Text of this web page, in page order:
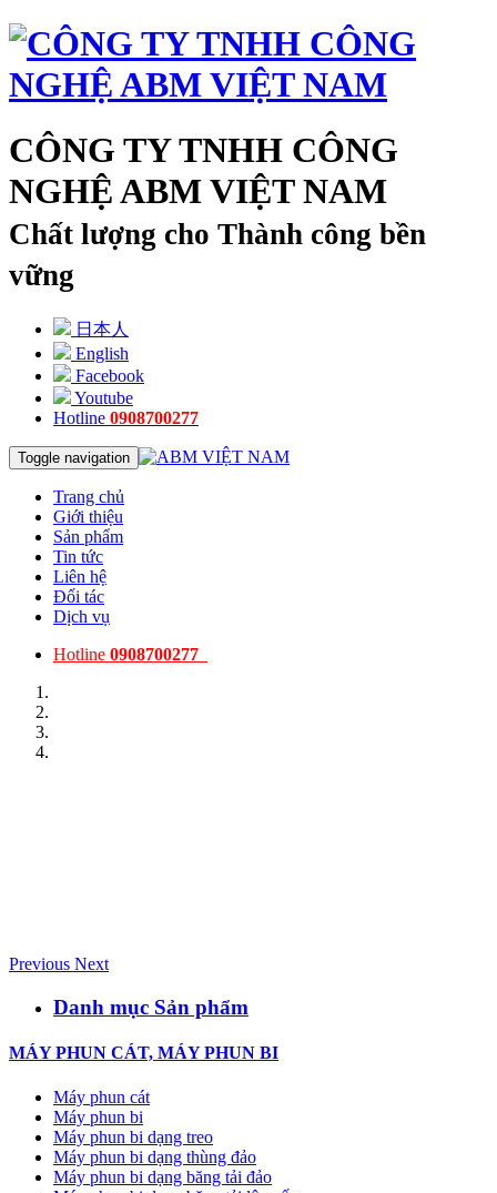
CÔNG TY TNHH CÔNG
NGHỆ ABM VIỆT NAM
Chất lượng cho Thành công bền
vững
日本人
English
Facebook
Youtube
Hotline 0908700277
Toggle navigation
Trang chủ
Giới thiệu
Sản phẩm
Tin tức
Liên hệ
Đối tác
Dịch vụ
Hotline 0908700277
Previous Next
Danh mục Sản phẩm
MÁY PHUN CÁT, MÁY PHUN BI
Máy phun cát
Máy phun bi
Máy phun bi dạng treo
Máy phun bi dạng thùng đảo
Máy phun bi dạng băng tải đảo